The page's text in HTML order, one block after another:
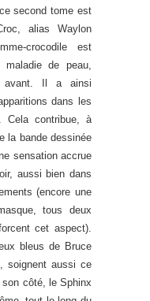
second tome est
alias Waylon
crocodile est
maladie de peau,
avant. Il a ainsi
dans les
Cela contribue, à
la bande dessinée
sensation accrue
aussi bien dans
(encore une
tous deux
cet aspect).
bleus de Bruce
soignent aussi ce
côté, le Sphinx